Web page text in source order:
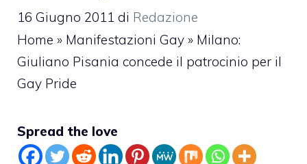
16 Giugno 2011 di Redazione
Home » Manifestazioni Gay » Milano:
Giuliano Pisania concede il patrocinio per il
Gay Pride
Spread the love